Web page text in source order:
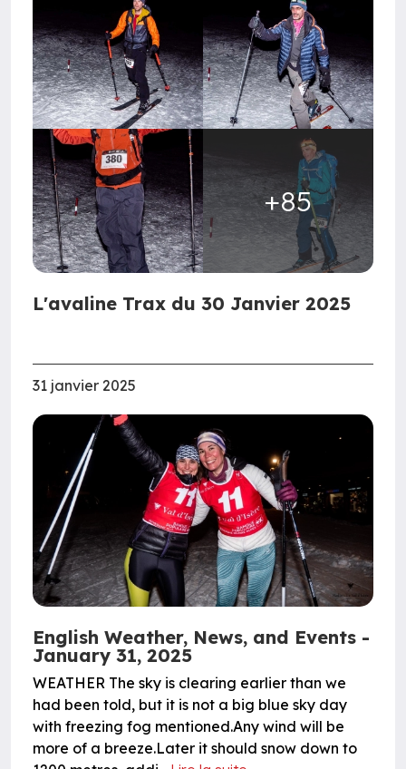
+85
L'avaline Trax du 30 Janvier 2025
31 janvier 2025
English Weather, News, and Events -
January 31, 2025
WEATHER The sky is clearing earlier than we
had been told, but it is not a big blue sky day
with freezing fog mentioned.Any wind will be
more of a breeze.Later it should snow down to